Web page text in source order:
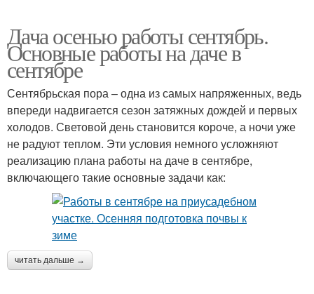
Дача осенью работы сентябрь.
Основные работы на даче в
сентябре
Сентябрьская пора – одна из самых напряженных, ведь
впереди надвигается сезон затяжных дождей и первых
холодов. Световой день становится короче, а ночи уже
не радуют теплом. Эти условия немного усложняют
реализацию плана работы на даче в сентябре,
включающего такие основные задачи как:
читать дальше →